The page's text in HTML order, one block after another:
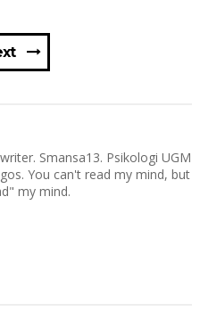
Smansa13. Psikologi UGM
You can't read my mind, but
my mind.